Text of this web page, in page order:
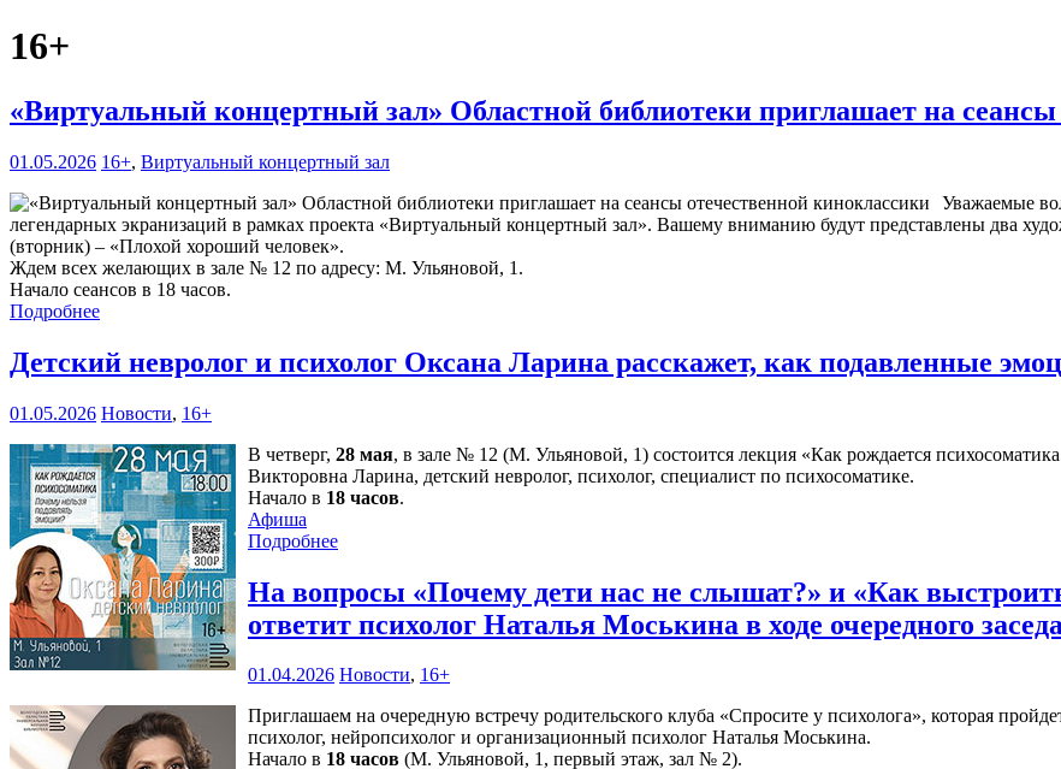
16+
«Виртуальный концертный зал» Областной библиотеки приглашает на
01.05.2026 16+, Виртуальный концертный зал
Уважаемые
легендарных экранизаций в рамках проекта «Виртуальный концертный зал». Вашему вниманию будут представлены два
(вторник) – «Плохой хороший человек».
Ждем всех желающих в зале № 12 по адресу: М. Ульяновой, 1.
Начало сеансов в 18 часов.
Подробнее
Детский невролог и психолог Оксана Ларина расскажет, как подавленные
01.05.2026 Новости, 16+
В четверг, 28 мая, в зале № 12 (М. Ульяновой, 1) состоится лекция «Как рождается
Викторовна Ларина, детский невролог, психолог, специалист по психосоматике.
Начало в 18 часов.
Афиша
Подробнее
На вопросы «Почему дети нас не слышат?» и «Как
ответит психолог Наталья Моськина в ходе очередного
01.04.2026 Новости, 16+
Приглашаем на очередную встречу родительского клуба «Спросите у психолога», которая
психолог, нейропсихолог и организационный психолог Наталья Моськина.
Начало в 18 часов (М. Ульяновой, 1, первый этаж, зал № 2).